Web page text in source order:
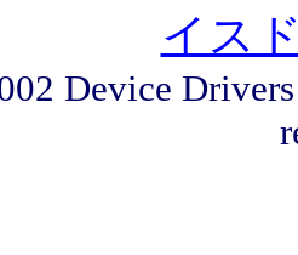
イス
Device